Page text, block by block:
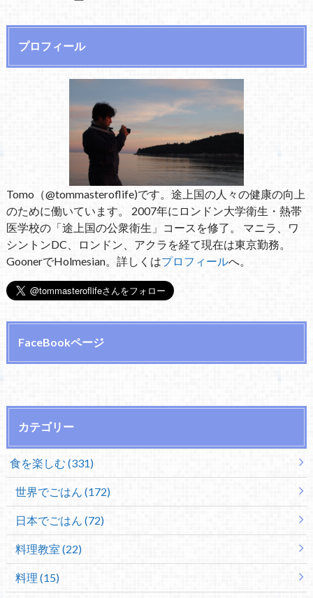
プロフィール
Tomo（@tommasteroflife)です。途上国の人々の健康の向上
のために働いています。 2007年にロンドン大学衛生・熱帯
医学校の「途上国の公衆衛生」コースを修了。 マニラ、ワ
シントンDC、ロンドン、アクラを経て現在は東京勤務。
GoonerでHolmesian。詳しくはプロフィールへ。
FaceBookページ
カテゴリー
食を楽しむ (331)
世界でごはん (172)
日本でごはん (72)
料理教室 (22)
料理 (15)